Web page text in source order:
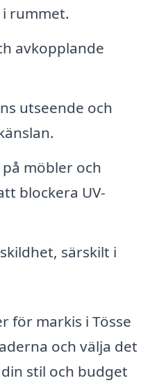
rummet.
avkopplande
utseende och
möbler och
blockera UV-
särskilt i
för markis i Tösse
och välja det
stil och budget